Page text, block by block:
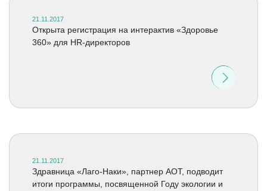
21.11.2017
Открыта регистрация на интерактив «Здоровье
360» для HR-директоров
21.11.2017
Здравница «Лаго-Наки», партнер АОТ, подводит
итоги программы, посвященной Году экологии и